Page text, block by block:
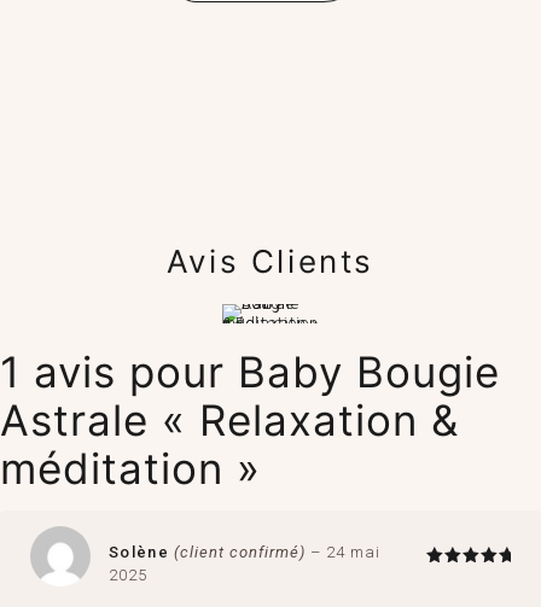
Avis Clients
1 avis pour Baby Bougie
Astrale « Relaxation &
méditation »
Solène(client confirmé) – 24 mai
2025